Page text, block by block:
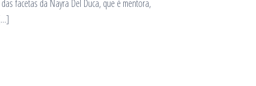
facetas da Nayra Del Duca, que é mentora,